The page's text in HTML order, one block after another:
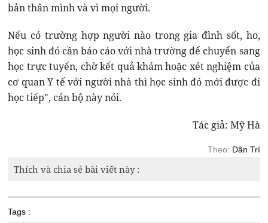
bản thân mình và vì mọi người.
Nếu có trường hợp người nào trong gia đình sốt, ho,
học sinh đó cần báo cáo với nhà trường để chuyển sang
học trực tuyến, chờ kết quả khám hoặc xét nghiệm của
cơ quan Y tế với người nhà thì học sinh đó mới được đi
học tiếp", cán bộ này nói.
Tác giả: Mỹ Hà
Theo: Dân Trí
Thích và chia sẻ bài viết này :
Tags :